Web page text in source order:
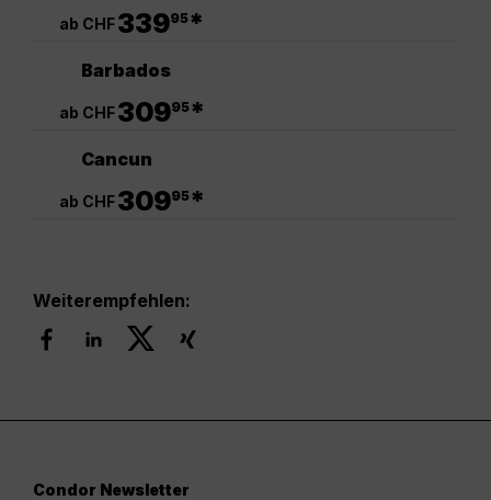
ab CHF33995*
Barbados
ab CHF30995*
Cancun
ab CHF30995*
Weiterempfehlen:
Condor Newsletter